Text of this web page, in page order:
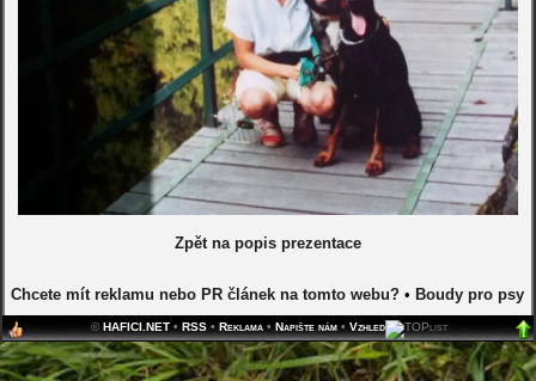
Zpět na popis prezentace
Chcete mít reklamu nebo PR článek na tomto webu? • Boudy pro psy
© HAFICI.NET • RSS • Reklama • Napište nám •Vzhled